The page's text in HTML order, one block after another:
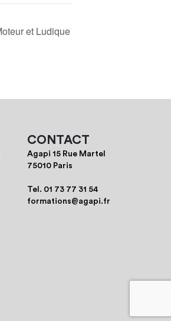
et Ludique
CONTACT
Agapi 15 Rue Martel
75010 Paris
Tel. 01 73 77 31 54
formations@agapi.fr